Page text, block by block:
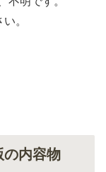
。
の内容物